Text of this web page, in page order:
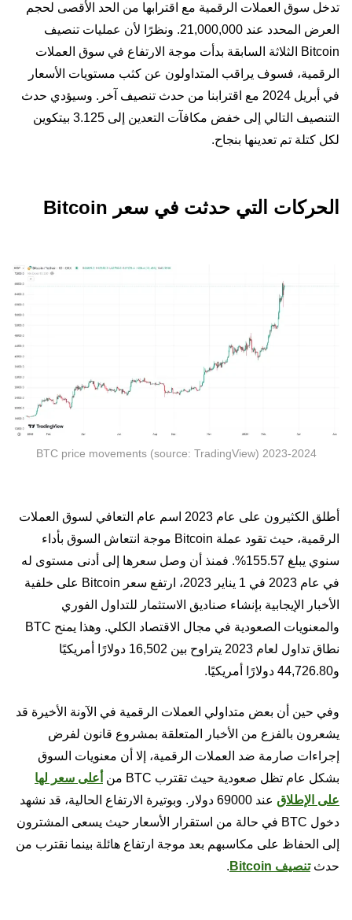
تدخل سوق العملات الرقمية مع اقترابها من الحد الأقصى لحجم
العرض المحدد عند 21,000,000. ونظرًا لأن عمليات تنصيف
Bitcoin الثلاثة السابقة بدأت موجة الارتفاع في سوق العملات
الرقمية، فسوف يراقب المتداولون عن كثب مستويات الأسعار
في أبريل 2024 مع اقترابنا من حدث تنصيف آخر. وسيؤدي حدث
التنصيف التالي إلى خفض مكافآت التعدين إلى 3.125 بيتكوين
لكل كتلة تم تعدينها بنجاح.
الحركات التي حدثت في سعر Bitcoin
2023-2024 BTC price movements (source: TradingView)
أطلق الكثيرون على عام 2023 اسم عام التعافي لسوق العملات
الرقمية، حيث تقود عملة Bitcoin موجة انتعاش السوق بأداء
سنوي يبلغ 155.57%. فمنذ أن وصل سعرها إلى أدنى مستوى له
في عام 2023 في 1 يناير 2023، ارتفع سعر Bitcoin على خلفية
الأخبار الإيجابية بإنشاء صناديق الاستثمار للتداول الفوري
والمعنويات الصعودية في مجال الاقتصاد الكلي. وهذا يمنح BTC
نطاق تداول لعام 2023 يتراوح بين 16,502 دولارًا أمريكيًا
و44,726.80 دولارًا أمريكيًا.
وفي حين أن بعض متداولي العملات الرقمية في الآونة الأخيرة قد
يشعرون بالفزع من الأخبار المتعلقة بمشروع قانون لفرض
إجراءات صارمة ضد العملات الرقمية، إلا أن معنويات السوق
بشكل عام تظل صعودية حيث تقترب BTC من
أعلى سعر لها
على الإطلاق
عند 69000 دولار. وبوتيرة الارتفاع الحالية، قد نشهد
دخول BTC في حالة من استقرار الأسعار حيث يسعى المشترون
إلى الحفاظ على مكاسبهم بعد موجة ارتفاع هائلة بينما نقترب من
حدثتنصيف Bitcoin .